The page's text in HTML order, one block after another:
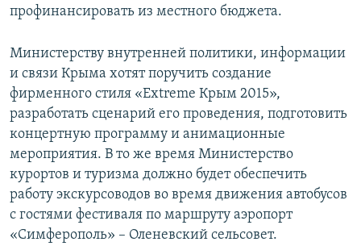
профинансировать из местного бюджета.
Министерству внутренней политики, информации
и связи Крыма хотят поручить создание
фирменного стиля «Extreme Крым 2015»,
разработать сценарий его проведения, подготовить
концертную программу и анимационные
мероприятия. В то же время Министерство
курортов и туризма должно будет обеспечить
работу экскурсоводов во время движения автобусов
с гостями фестиваля по маршруту аэропорт
«Симферополь» – Оленевский сельсовет.